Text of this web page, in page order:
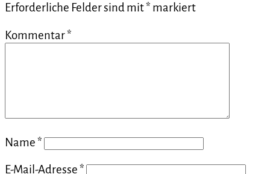
Erforderliche Felder sind mit* markiert
Kommentar*
Name*
E-Mail-Adresse*